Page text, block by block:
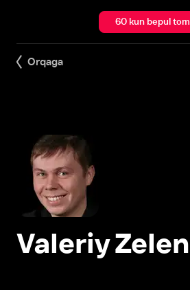
60 kun bepul
Orqaga
Valeriy